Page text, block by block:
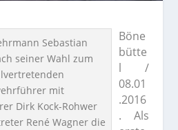
Böne
bütte
l /
08.01
.2016
. Als